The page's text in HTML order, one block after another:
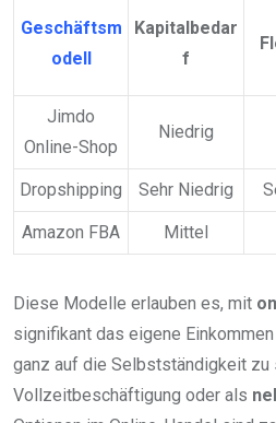
Geschäftsm
odell
Kapitalbedar
f
Jimdo
Online-Shop
Niedrig
Dropshipping Sehr Niedrig
Amazon FBA Mittel
Diese Modelle erlauben es, mit
signifikant das eigene
ganz auf die Selbstständigkeit zu
Vollzeitbeschäftigung oder als